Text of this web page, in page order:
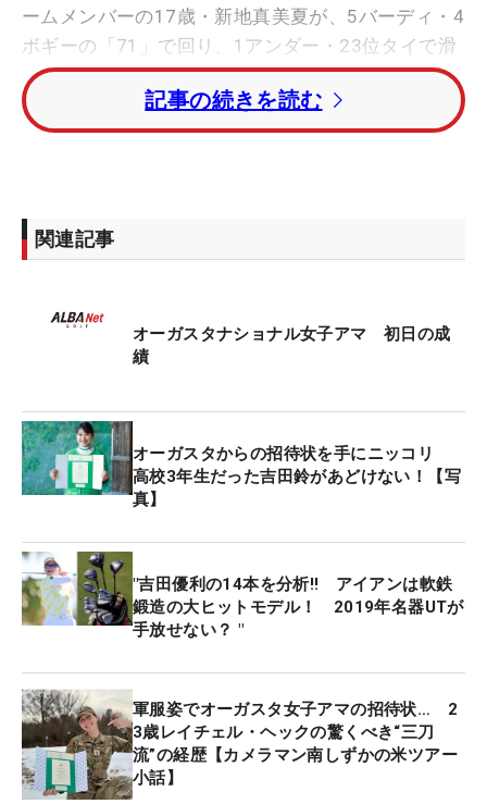
ームメンバーの17歳・新地真美夏が、5バーディ・4
ボギーの「71」で回り、1アンダー・23位タイで滑
り出した。29位だった昨年に続く決勝進出を目指
す。
梶谷翼も「80」で8オーバー・69位と大きく出遅れ
た。
9アンダーの首位にはメーガ・ガン（米国）。7アン
ダーの2位にロティ・ウォード（イングランド）が
今年が6回目となる大会は3日間開催。世界アマチュ
アランク上位者など71人が、まずは2日間の予選ラ
ウンドを戦う。ここで上位30位タイまでに入ると、
ーガスタナショナルGCでの決勝ラウンドに進む。
記事の続きを読む
関連記事
オーガスタナショナル女子アマ 初日の成
績
オーガスタからの招待状を手にニッコリ
高校3年生だった吉田鈴があどけない！【写
真】
"吉田優利の14本を分析‼ アイアンは軟鉄
鍛造の大ヒットモデル！ 2019年名器UTが
手放せない？ "
軍服姿でオーガスタ女子アマの招待状… 2
3歳レイチェル・ヘックの驚くべき“三刀
流”の経歴【カメラマン南しずかの米ツアー
小話】